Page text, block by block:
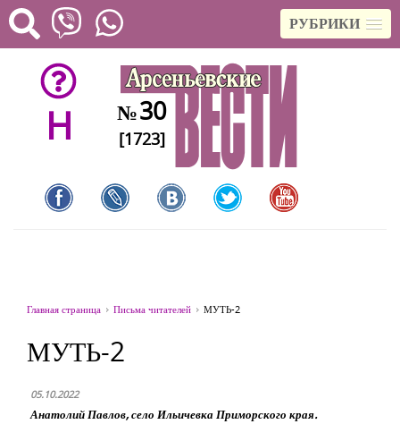
РУБРИКИ
H №30
[1723]
Главная страница Письма читателей МУТЬ-2
МУТЬ-2
05.10.2022
Анатолий Павлов, село Ильичевка Приморского края.